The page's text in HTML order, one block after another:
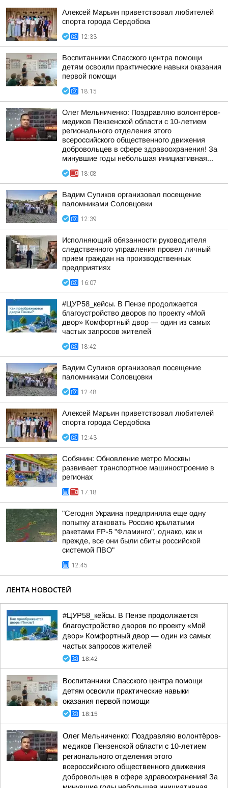
Алексей Марьин приветствовал любителей
спорта города Сердобска
12:33
Воспитанники Спасского центра помощи
детям освоили практические навыки оказания
первой помощи
18:15
Олег Мельниченко: Поздравляю волонтёров-
медиков Пензенской области с 10-летием
регионального отделения этого
всероссийского общественного движения
добровольцев в сфере здравоохранения! За
минувшие годы небольшая инициативная...
18:08
Вадим Супиков организовал посещение
паломниками Соловцовки
12:39
Исполняющий обязанности руководителя
следственного управления провел личный
прием граждан на производственных
предприятиях
16:07
#ЦУР58_кейсы. В Пензе продолжается
благоустройство дворов по проекту «Мой
двор» Комфортный двор — один из самых
частых запросов жителей
18:42
Вадим Супиков организовал посещение
паломниками Соловцовки
12:48
Алексей Марьин приветствовал любителей
спорта города Сердобска
12:43
Собянин: Обновление метро Москвы
развивает транспортное машиностроение в
регионах
17:18
"Сегодня Украина предприняла еще одну
попытку атаковать Россию крылатыми
ракетами FP-5 "Фламинго", однако, как и
прежде, все они были сбиты российской
системой ПВО"
12:45
ЛЕНТА НОВОСТЕЙ
#ЦУР58_кейсы. В Пензе продолжается
благоустройство дворов по проекту «Мой
двор» Комфортный двор — один из самых
частых запросов жителей
18:42
Воспитанники Спасского центра помощи
детям освоили практические навыки
оказания первой помощи
18:15
Олег Мельниченко: Поздравляю волонтёров-
медиков Пензенской области с 10-летием
регионального отделения этого
всероссийского общественного движения
добровольцев в сфере здравоохранения! За